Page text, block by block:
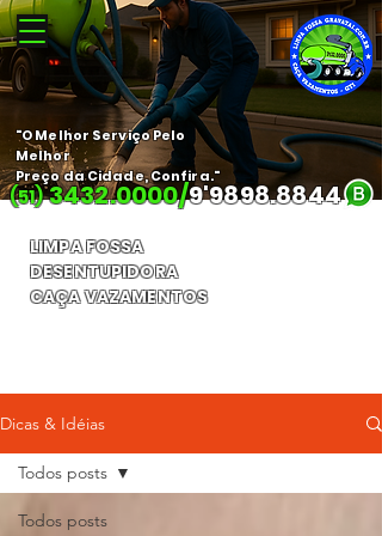
(51) 3432.0000/9'9898.8844
"O Melhor Serviço Pelo
Melhor
Preço da Cidade, Confira."
LIMPA FOSSA
DESENTUPIDORA
CAÇA VAZAMENTOS
Dicas & Idéias
Todos posts
Todos posts